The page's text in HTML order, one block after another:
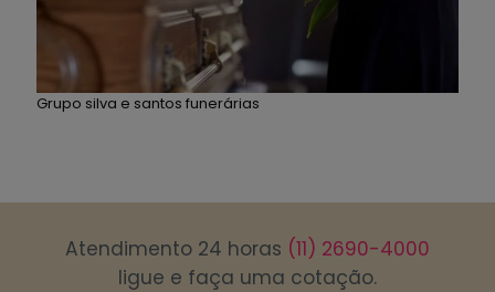
Grupo silva e santos funerárias
Atendimento 24 horas (11) 2690-4000
ligue e faça uma cotação.